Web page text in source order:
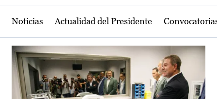
Noticias Actualidad del Presidente